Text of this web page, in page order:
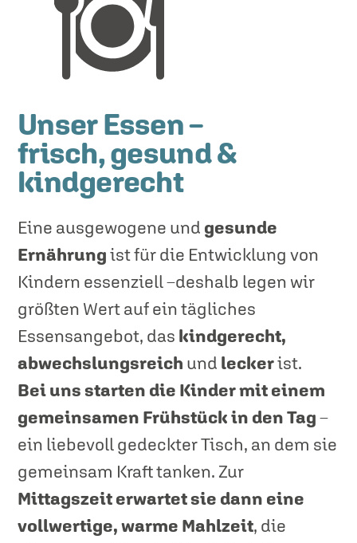
Unser Essen –
frisch, gesund &
kindgerecht
Eine ausgewogene und gesunde
Ernährungist für die Entwicklung von
Kindern essenziell –deshalb legen wir
größten Wert auf ein tägliches
Essensangebot, das kindgerecht,
abwechslungsreich und leckerist.
Bei uns starten die Kinder mit einem
gemeinsamen Frühstück in den Tag–
ein liebevoll gedeckter Tisch, an dem sie
gemeinsam Kraft tanken. Zur
Mittagszeit erwartet sie dann eine
vollwertige, warme Mahlzeit, die